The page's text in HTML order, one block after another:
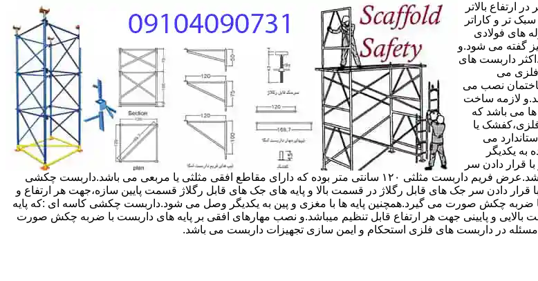
بالاتر
تر و کاراتر
های فولادی
متری نیز گفته می شود.و
داربست های
فلزی می
نصب می
لازمه ساخت
می باشد که
فلزی،کفشک یا
می
یکدیگر
قرار دادن سر
جک های قابل رگلاژ در قسمت بالای این داربست ها جهت هر ارتفاعی قابل تنظیم می باشد.عرض فریم داربست مثلثی ۱۲۰ سانتی متر بوده که دارای مقاطع افقی مثلثی یا مربعی می باشد.داربست چکشی
قرار دادن سر جک های قابل رگلاژ در قسمت بالا و پایه های جک های قابل رگلاژ قسمت پایین سازه،جهت هر ارتفاع و
ضربه چکش صورت می گیرد.همچنین پایه ها با مغزی و پین به یکدیگر وصل می شود.داربست چکشی کاسه ای :که پایه
و پایینی جهت هر ارتفاع قابل تنظیم میباشد.و نصب مهارهای افقی بر پایه های داربست با ضربه چکش صورت
در داربست های فلزی استحکام و ایمن سازی تجهیزات داربست می باشد.